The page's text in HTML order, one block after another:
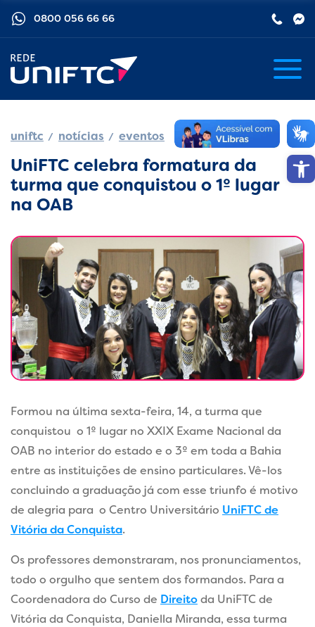
Barra
0800 056 66 66
uniftc notícias eventos
UniFTC celebra formatura da
turma que conquistou o 1º lugar
na OAB
Formou na última sexta-feira, 14, a turma que
conquistou o 1º lugar no XXIX Exame Nacional da
OAB no interior do estado e o 3º em toda a Bahia
entre as instituições de ensino particulares. Vê-los
concluindo a graduação já com esse triunfo é motivo
de alegria para o Centro Universitário UniFTC de
Vitória da Conquista.
Os professores demonstraram, nos pronunciamentos,
todo o orgulho que sentem dos formandos. Para a
Coordenadora do Curso de Direitoda UniFTC de
Vitória da Conquista, Daniella Miranda, essa turma